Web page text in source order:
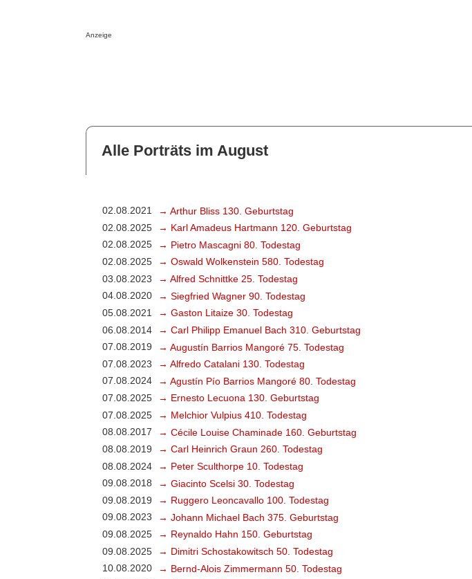
Anzeige
Alle Porträts im August
02.08.2021
→ Arthur Bliss 130. Geburtstag
02.08.2025
→ Karl Amadeus Hartmann 120. Geburtstag
02.08.2025
→ Pietro Mascagni 80. Todestag
02.08.2025
→ Oswald Wolkenstein 580. Todestag
03.08.2023
→ Alfred Schnittke 25. Todestag
04.08.2020
→ Siegfried Wagner 90. Todestag
05.08.2021
→ Gaston Litaize 30. Todestag
06.08.2014
→ Carl Philipp Emanuel Bach 310. Geburtstag
07.08.2019
→ Augustín Barrios Mangoré 75. Todestag
07.08.2023
→ Alfredo Catalani 130. Todestag
07.08.2024
→ Agustín Pío Barrios Mangoré 80. Todestag
07.08.2025
→ Ernesto Lecuona 130. Geburtstag
07.08.2025
→ Melchior Vulpius 410. Todestag
08.08.2017
→ Cécile Louise Chaminade 160. Geburtstag
08.08.2019
→ Carl Heinrich Graun 260. Todestag
08.08.2024
→ Peter Sculthorpe 10. Todestag
09.08.2018
→ Giacinto Scelsi 30. Todestag
09.08.2019
→ Ruggero Leoncavallo 100. Todestag
09.08.2023
→ Johann Michael Bach 375. Geburtstag
09.08.2025
→ Reynaldo Hahn 150. Geburtstag
09.08.2025
→ Dimitri Schostakowitsch 50. Todestag
10.08.2020
→ Bernd-Alois Zimmermann 50. Todestag